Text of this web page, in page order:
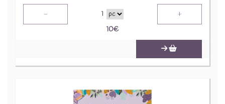
- 1 +
10€